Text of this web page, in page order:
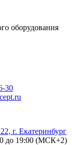
оборудования
30
г. Екатеринбург
до 19:00 (МСК+2)